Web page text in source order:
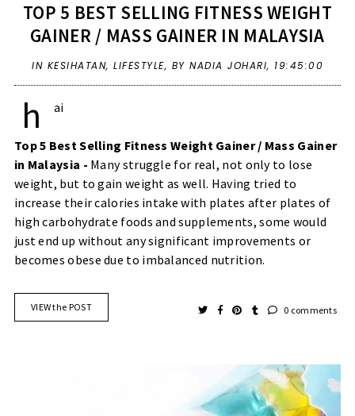
TOP 5 BEST SELLING FITNESS WEIGHT
GAINER / MASS GAINER IN MALAYSIA
IN KESIHATAN, LIFESTYLE, BY NADIA JOHARI, 19:45:00
h ai
Top 5 Best Selling Fitness Weight Gainer / Mass Gainer
in Malaysia - Many struggle for real, not only to lose
weight, but to gain weight as well. Having tried to
increase their calories intake with plates after plates of
high carbohydrate foods and supplements, some would
just end up without any significant improvements or
becomes obese due to imbalanced nutrition.
VIEW the POST 0 comments